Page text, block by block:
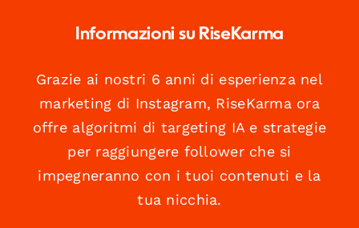
Informazioni su RiseKarma
Grazie ai nostri 6 anni di esperienza nel
marketing di Instagram, RiseKarma ora
offre algoritmi di targeting IA e strategie
per raggiungere follower che si
impegneranno con i tuoi contenuti e la
tua nicchia.